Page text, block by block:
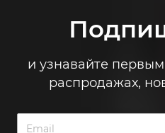
и узнавайте
распродажах,